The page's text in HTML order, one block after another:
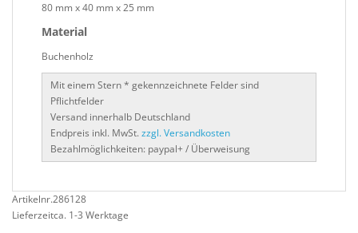
80 mm x 40 mm x 25 mm
Material
Buchenholz
Mit einem Stern * gekennzeichnete Felder sind
Pflichtfelder
Versand innerhalb Deutschland
Endpreis inkl. MwSt. zzgl. Versandkosten
Bezahlmöglichkeiten: paypal+ / Überweisung
Artikelnr.286128
Lieferzeitca. 1-3 Werktage